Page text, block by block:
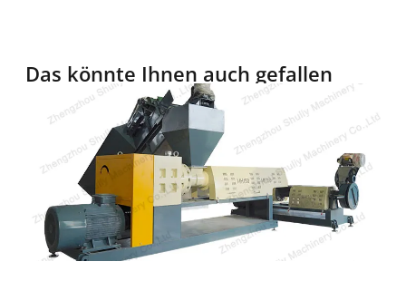
Das könnte Ihnen auch gefallen